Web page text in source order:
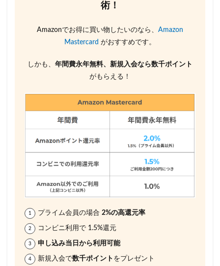
術！
Amazonでお得に買い物したいのなら、 Amazon
Mastercard がおすすめです。
しかも、 年間費永年無料、新規入会なら数千ポイント
がもらえる！
プライム会員の場合 2%の高還元率
コンビニ利用で 1.5%還元
申し込み当日から利用可能
新規入会で数千ポイント をプレゼント